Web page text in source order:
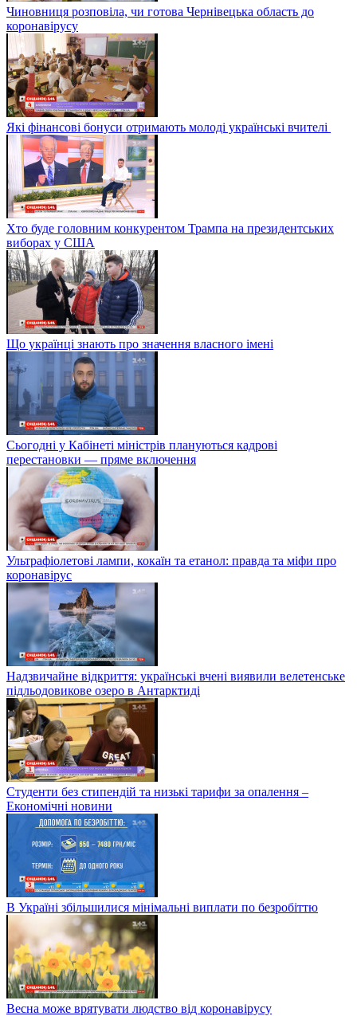
Чиновниця розповіла, чи готова Чернівецька область до
коронавірусу
Які фінансові бонуси отримають молоді українські вчителі
Хто буде головним конкурентом Трампа на президентських
виборах у США
Що українці знають про значення власного імені
Сьогодні у Кабінеті міністрів плануються кадрові
перестановки — пряме включення
Ультрафіолетові лампи, кокаїн та етанол: правда та міфи про
коронавірус
Надзвичайне відкриття: українські вчені виявили велетенське
підльодовикове озеро в Антарктиді
Студенти без стипендій та низькі тарифи за опалення –
Економічні новини
В Україні збільшилися мінімальні виплати по безробіттю
Весна може врятувати людство від коронавірусу